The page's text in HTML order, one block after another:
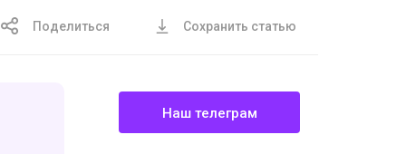
Поделиться Сохранить статью
Наш телеграм